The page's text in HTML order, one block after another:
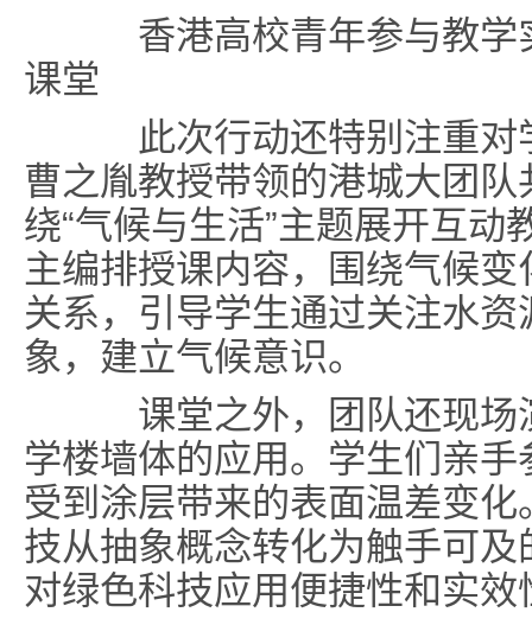
香港高校青年参与教
课堂
此次行动还特别注重对
曹之胤教授带领的港城大团
绕“气候与生活”主题展开互
主编排授课内容，围绕气候
关系，引导学生通过关注水
象，建立气候意识。
课堂之外，团队还现场
学楼墙体的应用。学生们亲
受到涂层带来的表面温差变
技从抽象概念转化为触手可
对绿色科技应用便捷性和实效